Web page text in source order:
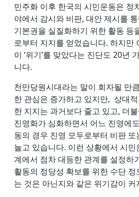
민주화 이후 한국의 시민운동은 정
야에서 감시와 비판, 대안 제시를
기본권을 실질화하기 위한 활동 등
로부터 지지를 얻었습니다. 하지만
이 ‘위기’를 맞았다는 진단도 20년
니다.
천만당원시대라는 말이 회자될 만
한 관심은 증가하고 있지만, 상대
한 지지는 과거보다 줄고 있고, 더
진영화가 심화하면서 어느 진영에
동의 경우 진영 모두로부터 비판
늘고 있습니다. 이런 상황에서 시
계에서 점차 대등한 관계를 설정하
활동의 정당성 확보를 위한 수단 정
는 것은 아닌지와 같은 위기감이 커